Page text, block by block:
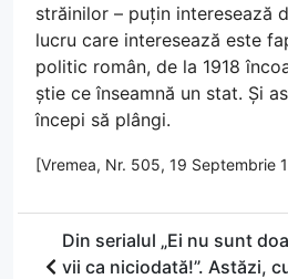
străinilor – puțin interesează
lucru care interesează este
politic român, de la 1918
știe ce înseamnă un stat. Și
începi să plângi.
[Vremea, Nr. 505, 19 Septembrie
Din serialul „Ei nu sunt
vii ca niciodată!”. Astăzi,